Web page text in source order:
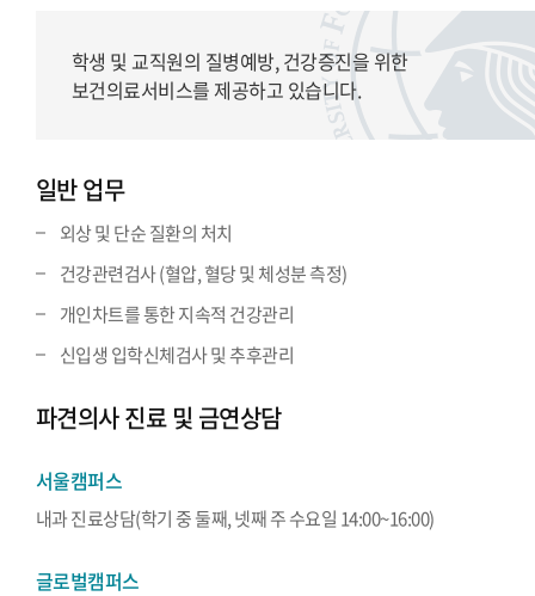
학생 및 교직원의 질병예방, 건강증진을 위한
보건의료서비스를 제공하고 있습니다.
일반 업무
외상 및 단순 질환의 처치
건강관련검사 (혈압, 혈당 및 체성분 측정)
개인차트를 통한 지속적 건강관리
신입생 입학신체검사 및 추후관리
파견의사 진료 및 금연상담
서울캠퍼스
내과 진료상담(학기 중 둘째, 넷째 주 수요일 14:00~16:00)
글로벌캠퍼스